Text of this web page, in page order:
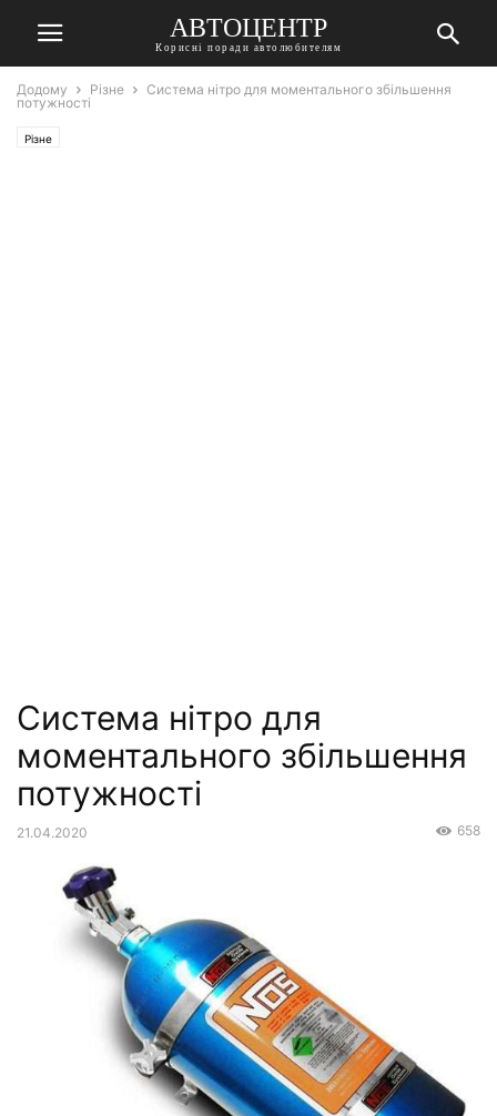
АВТОЦЕНТР
Корисні поради автолюбителям
Додому Різне
Система нітро для моментального збільшення
потужності
Різне
Система нітро для
моментального збільшення
потужності
21.04.2020 658